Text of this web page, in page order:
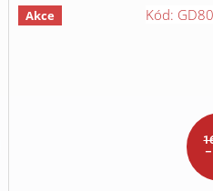
Akce Kód: